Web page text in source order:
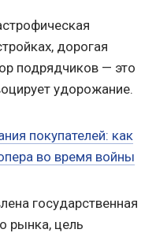
дорогая
подрядчиков — это
удорожание.
покупателей: как
во время войны
государственная
рынка, цель